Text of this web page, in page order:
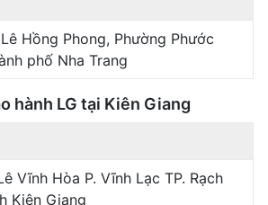
Hồng Phong, Phường Phước
phố Nha Trang
hành LG tại Kiên Giang
Vĩnh Hòa P. Vĩnh Lạc TP. Rạch
Kiên Giang